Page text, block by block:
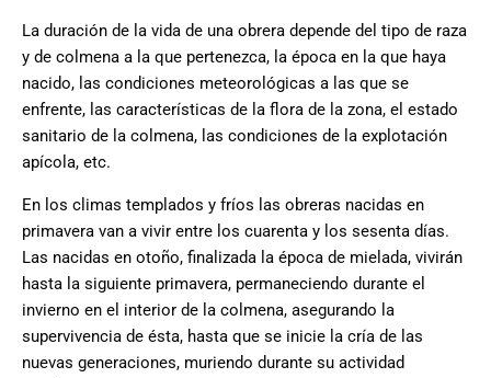
La duración de la vida de una obrera depende del tipo de raza
y de colmena a la que pertenezca, la época en la que haya
nacido, las condiciones meteorológicas a las que se
enfrente, las características de la flora de la zona, el estado
sanitario de la colmena, las condiciones de la explotación
apícola, etc.
En los climas templados y fríos las obreras nacidas en
primavera van a vivir entre los cuarenta y los sesenta días.
Las nacidas en otoño, finalizada la época de mielada, vivirán
hasta la siguiente primavera, permaneciendo durante el
invierno en el interior de la colmena, asegurando la
supervivencia de ésta, hasta que se inicie la cría de las
nuevas generaciones, muriendo durante su actividad